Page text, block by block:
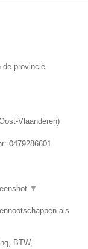
de provincie
Vlaanderen)
0479286601
▼
als
BTW,